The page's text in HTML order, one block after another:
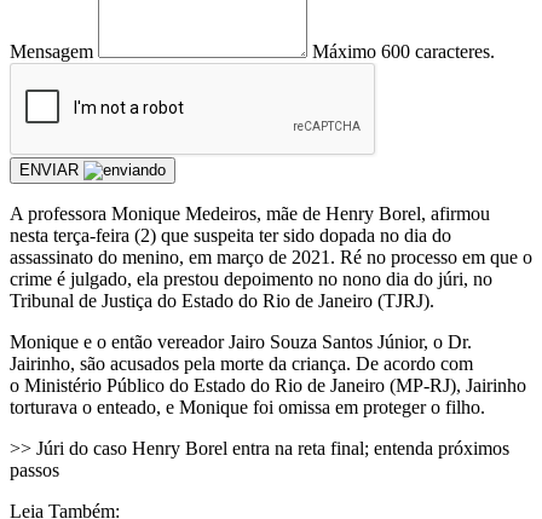
Mensagem Máximo 600 caracteres.
ENVIAR
A professora Monique Medeiros, mãe de Henry Borel, afirmou
nesta terça-feira (2) que suspeita ter sido dopada no dia do
assassinato do menino, em março de 2021. Ré no processo em que o
crime é julgado, ela prestou depoimento no nono dia do júri, no
Tribunal de Justiça do Estado do Rio de Janeiro (TJRJ).
Monique e o então vereador Jairo Souza Santos Júnior, o Dr.
Jairinho, são acusados pela morte da criança. De acordo com
o Ministério Público do Estado do Rio de Janeiro (MP-RJ), Jairinho
torturava o enteado, e Monique foi omissa em proteger o filho.
>> Júri do caso Henry Borel entra na reta final; entenda próximos
passos
Leia Também: